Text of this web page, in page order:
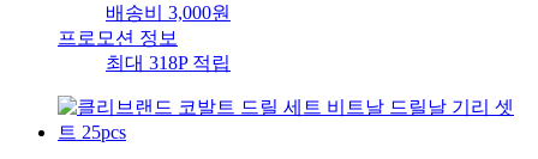
배송비
3,000원
프로모션 정보
최대 318P 적립